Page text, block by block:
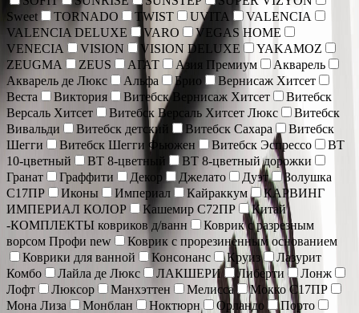
Sweet
TORNADO TWIST UVITA
VALENCIA
VALENCIA DELUXE
VARO
VEGAS HOME
VENECIA
VISION VISION DELUXE
YAKAMOZ
ZEUGMA
ZEUS АГАТ Азия Премиум
Акварель
Акварель де Люкс
Альфа Брио
Вернисаж Хитсет
Веста
Виктория Витебск Вернисаж Хитсет
Витебск
Версаль Хитсет
Витебск Версаль Хитсет Люкс
Витебск
Вивальди
Витебск детский Витебск Сахара
Витебск
Шегги
Витебск Шегги Фьюжен Витебск Эспрессо
ВТ
10-цветный
ВТ 8-цветный
ВТ 8-цветный дорожки
Гранат
Граффити Декор Джелато Дуэт
Золушка
С17ПР
Иконы Империал Кайраккум
КАРВИНГ
ИМПЕРИАЛ КОЛОР
Кашемир С72ПР
Китай
-КОМПЛЕКТЫ ковриков д/ванн
Коврик c разрезным
ворсом Профи new
Коврик с прорезиненным основанием
Коврики для ванной
Консонанс Круиз
Лазурит
Комбо
Лайла де Люкс ЛАКШЕРИ Либерти
Лонж
Лофт
Люксор Манхэттен Мелисса
Мокко С17ПР
Мона Лиза
Монблан Ноктюрн Орландо
Порто